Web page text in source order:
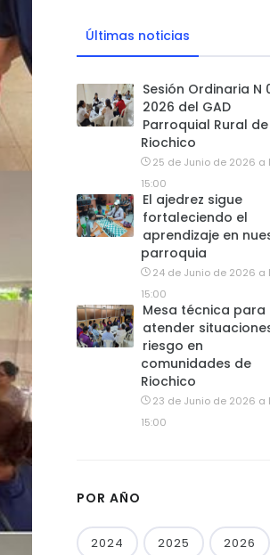
Últimas noticias
Sesión Ordinaria N
2026 del GAD
Parroquial Rural de
Riochico
25 de Junio de 2026 a
15:00
El ajedrez sigue
fortaleciendo el
aprendizaje en
parroquia
24 de Junio de 2026 a
15:00
Mesa técnica para
atender
riesgo en
comunidades de
Riochico
23 de Junio de 2026 a
15:00
POR AÑO
2024 2025 2026